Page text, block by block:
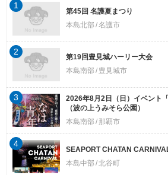
第45回 名護夏まつり
本島北部 名護市
1
第19回豊見城ハーリー大会
本島南部
豊見城市
2
2026年8月2日（日）イベント
（波の上うみそら公園）
本島南部
那覇市
3
SEAPORT CHATAN
本島中部 北谷町
4